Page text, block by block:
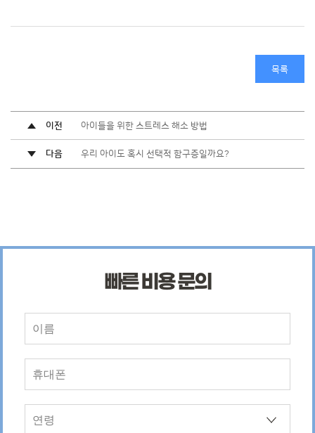
목록
이전 아이들을 위한 스트레스 해소 방법
다음 우리 아이도 혹시 선택적 함구증일까요?
빠른 비용 문의